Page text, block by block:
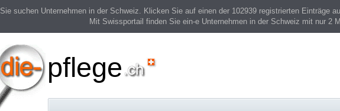
Sie suchen Unternehmen in der Schweiz. Klicken Sie auf einen der 102939 registrierten Einträge
Mit Swissportail finden Sie ein-e Unternehmen in der Schweiz mit nur 2
pflege